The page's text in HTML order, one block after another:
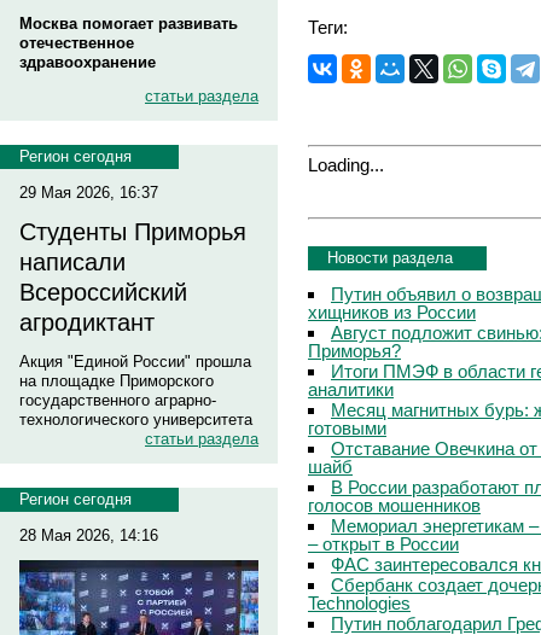
Москва помогает развивать
отечественное
здравоохранение
статьи раздела
Регион сегодня
29 Мая 2026, 16:37
Студенты Приморья
написали
Всероссийский
агродиктант
Акция "Единой России" прошла
на площадке Приморского
государственного аграрно-
технологического университета
статьи раздела
Регион сегодня
28 Мая 2026, 14:16
Теги:
Loading...
Новости раздела
Путин объявил о
хищников из России
Август подложит
Приморья?
Итоги ПМЭФ в области
аналитики
Месяц магнитных бурь:
готовыми
Отставание Овечкина
шайб
В России разработают
голосов мошенников
Мемориал энергетикам
– открыт в России
ФАС заинтересовался
Сбербанк создает
Technologies
Путин поблагодарил